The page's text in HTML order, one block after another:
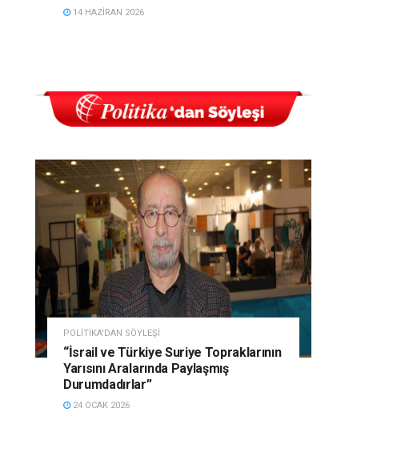
14 HAZIRAN 2026
POLITIKA'DAN SÖYLEŞI
“İsrail ve Türkiye Suriye Topraklarının
Yarısını Aralarında Paylaşmış
Durumdadırlar”
24 OCAK 2026